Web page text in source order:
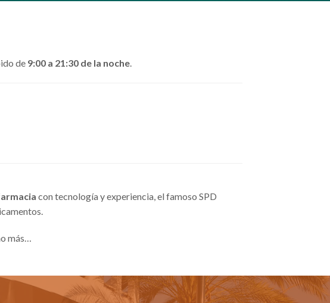
de 9:00 a 21:30 de la noche.
con tecnología y experiencia, el famoso SPD
más…